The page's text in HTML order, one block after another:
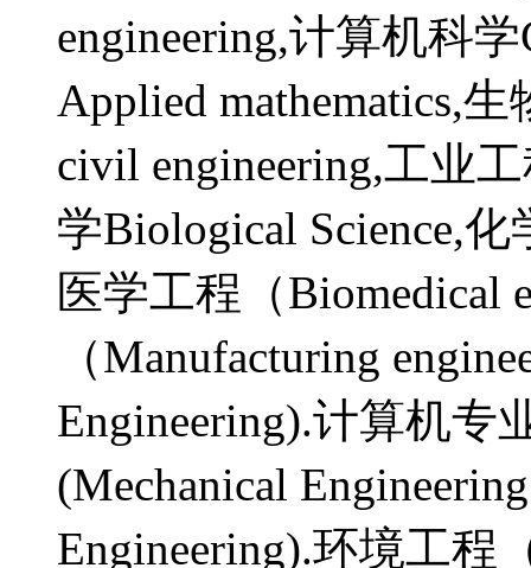
engineering,计算机科
Applied mathematics,
civil engineering,工业
学Biological Science,
医学工程（Biomedical
（Manufacturing
Engineering).计算机专
(Mechanical
Engineering).环境工程